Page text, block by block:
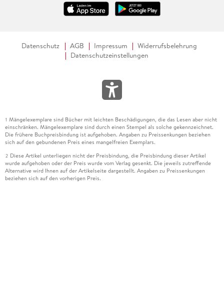
Datenschutz AGB Impressum
Widerrufsbelehrung
Datenschutzeinstellungen
1 Mängelexemplare sind Bücher mit leichten Beschädigungen, die das Lesen aber nicht
einschränken. Mängelexemplare sind durch einen Stempel als solche gekennzeichnet.
Die frühere Buchpreisbindung ist aufgehoben. Angaben zu Preissenkungen beziehen
sich auf den gebundenen Preis eines mangelfreien Exemplars.
2 Diese Artikel unterliegen nicht der Preisbindung, die Preisbindung dieser Artikel
wurde aufgehoben oder der Preis wurde vom Verlag gesenkt. Die jeweils zutreffende
Alternative wird Ihnen auf der Artikelseite dargestellt. Angaben zu Preissenkungen
beziehen sich auf den vorherigen Preis.